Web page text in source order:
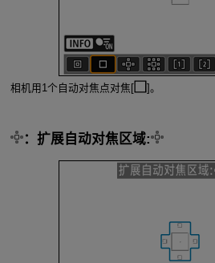
相机用1个自动对焦点对焦[ ]。
：扩展自动对焦区域: